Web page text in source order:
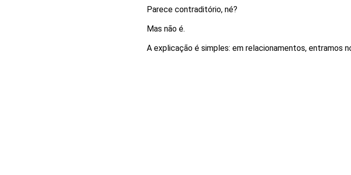
Parece contraditório, né?
Mas não é.
A explicação é simples: em relacionamentos, entramos